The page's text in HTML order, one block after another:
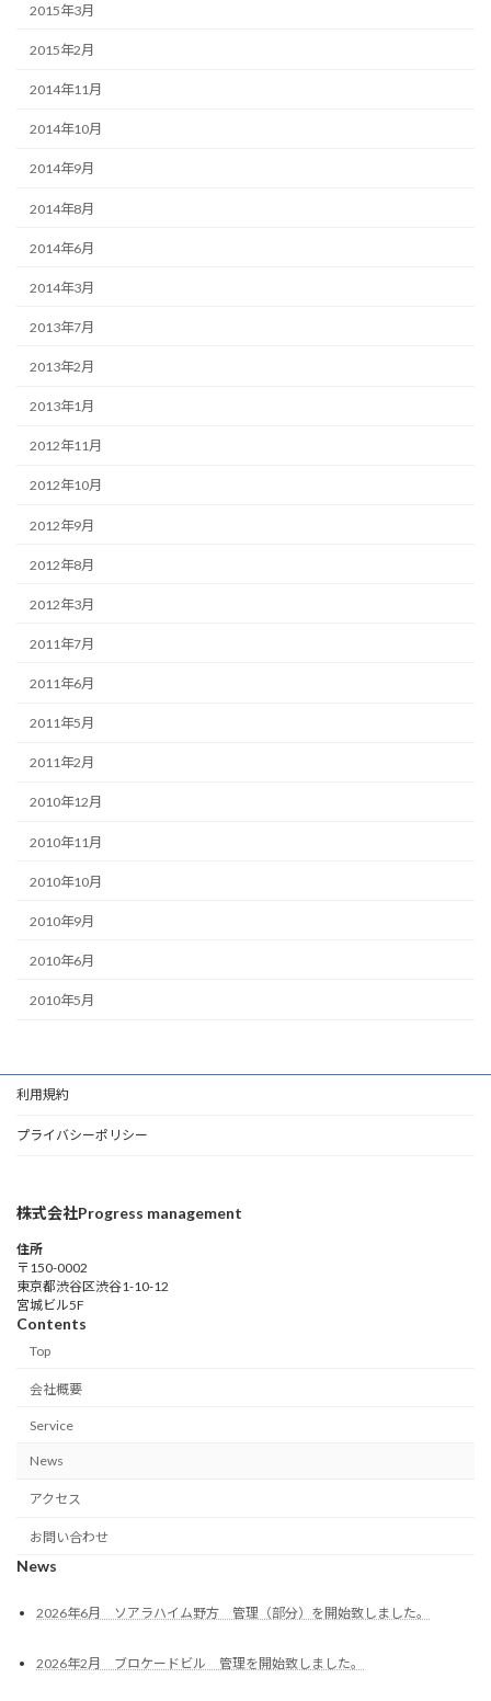
2015年3月
2015年2月
2014年11月
2014年10月
2014年9月
2014年8月
2014年6月
2014年3月
2013年7月
2013年2月
2013年1月
2012年11月
2012年10月
2012年9月
2012年8月
2012年3月
2011年7月
2011年6月
2011年5月
2011年2月
2010年12月
2010年11月
2010年10月
2010年9月
2010年6月
2010年5月
利用規約
プライバシーポリシー
株式会社Progress management
住所
〒150-0002
東京都渋谷区渋谷1-10-12
宮城ビル5F
Contents
Top
会社概要
Service
News
アクセス
お問い合わせ
News
2026年6月 ソアラハイム野方 管理（部分）を開始致しました。
2026年2月 ブロケードビル 管理を開始致しました。